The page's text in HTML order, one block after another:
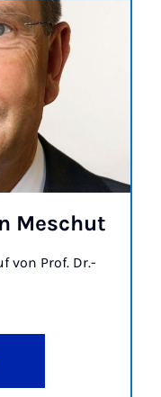
Me­schut
von Prof. Dr.-